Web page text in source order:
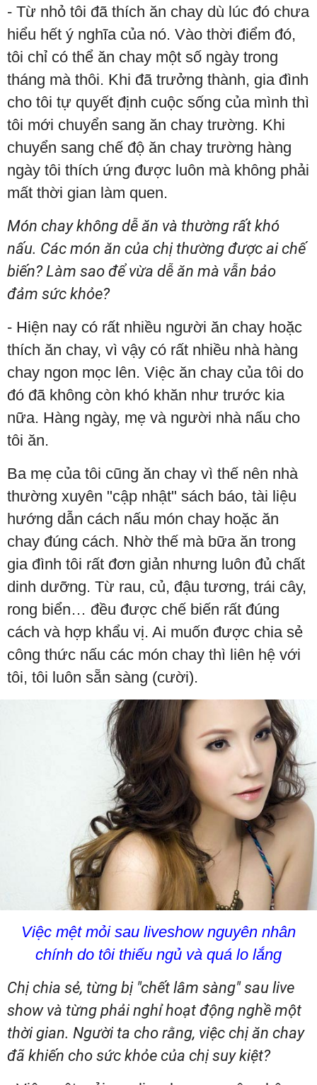
- Từ nhỏ tôi đã thích ăn chay dù lúc đó chưa
hiểu hết ý nghĩa của nó. Vào thời điểm đó,
tôi chỉ có thể ăn chay một số ngày trong
tháng mà thôi. Khi đã trưởng thành, gia đình
cho tôi tự quyết định cuộc sống của mình thì
tôi mới chuyển sang ăn chay trường. Khi
chuyển sang chế độ ăn chay trường hàng
ngày tôi thích ứng được luôn mà không phải
mất thời gian làm quen.
Món chay không dễ ăn và thường rất khó
nấu. Các món ăn của chị thường được ai chế
biến? Làm sao để vừa dễ ăn mà vẫn bảo
đảm sức khỏe?
- Hiện nay có rất nhiều người ăn chay hoặc
thích ăn chay, vì vậy có rất nhiều nhà hàng
chay ngon mọc lên. Việc ăn chay của tôi do
đó đã không còn khó khăn như trước kia
nữa. Hàng ngày, mẹ và người nhà nấu cho
tôi ăn.
Ba mẹ của tôi cũng ăn chay vì thế nên nhà
thường xuyên "cập nhật" sách báo, tài liệu
hướng dẫn cách nấu món chay hoặc ăn
chay đúng cách. Nhờ thế mà bữa ăn trong
gia đình tôi rất đơn giản nhưng luôn đủ chất
dinh dưỡng. Từ rau, củ, đậu tương, trái cây,
rong biển… đều được chế biến rất đúng
cách và hợp khẩu vị. Ai muốn được chia sẻ
công thức nấu các món chay thì liên hệ với
tôi, tôi luôn sẵn sàng (cười).
Việc mệt mỏi sau liveshow nguyên nhân
chính do tôi thiếu ngủ và quá lo lắng
Chị chia sẻ, từng bị "chết lâm sàng" sau live
show và từng phải nghỉ hoạt động nghề một
thời gian. Người ta cho rằng, việc chị ăn chay
đã khiến cho sức khỏe của chị suy kiệt?